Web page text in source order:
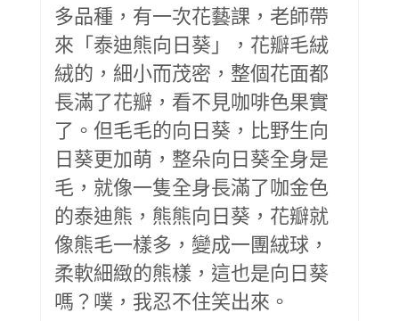
多品種，有一次花藝課，老師帶
來「泰迪熊向日葵」，花瓣毛絨
絨的，細小而茂密，整個花面都
長滿了花瓣，看不見咖啡色果實
了。但毛毛的向日葵，比野生向
日葵更加萌，整朵向日葵全身是
毛，就像一隻全身長滿了咖金色
的泰迪熊，熊熊向日葵，花瓣就
像熊毛一樣多，變成一團絨球，
柔軟細緻的熊樣，這也是向日葵
嗎？噗，我忍不住笑出來。